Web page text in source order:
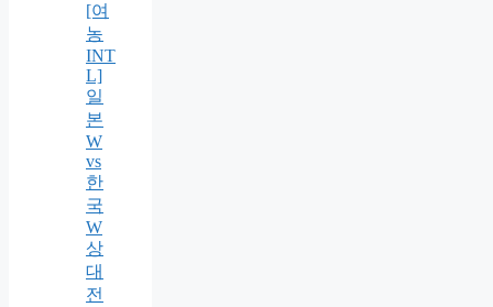
[여
농
INT
L]
일
본
W
vs
한
국
W
상
대
전